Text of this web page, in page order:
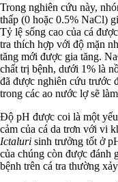
Trong nghiên cứu này,
thấp (0 hoặc 0.5% NaCl)
Tỷ lệ sống cao của cá
tra thích hợp với độ mặn
tăng mới được gia tăng.
chất trị bệnh, dưới 1% là
đã được nghiên cứu trước
trong các ao nước lợ sẽ
Độ pH được coi là một
cảm của cá da trơn với vi
Ictaluri sinh trưởng tốt ở
của chúng còn được đánh
bệnh trên cá tra thường